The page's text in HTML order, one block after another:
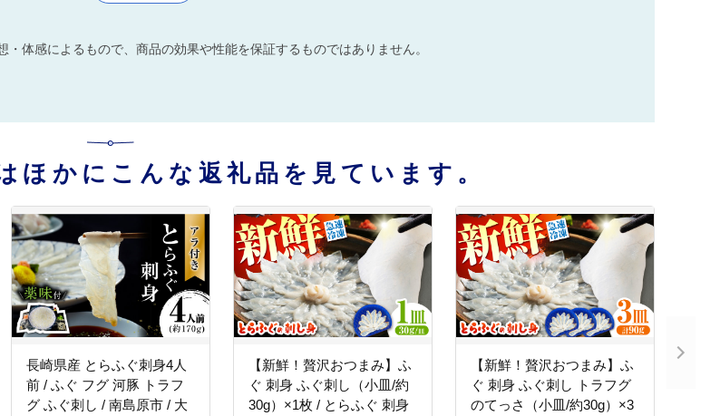
体感によるもので、商品の効果や性能を保証するものではありません。
ほかにこんな返礼品を見ています。
長崎県産 とらふぐ刺身4人
前 / ふぐ フグ 河豚 トラフ
グ ふぐ刺し / 南島原市 / 大
【新鮮！贅沢おつまみ】ふ
ぐ 刺身 ふぐ刺し（小皿/約
30g）×1枚 / とらふぐ 刺身
【新鮮！贅沢おつまみ】ふ
ぐ 刺身 ふぐ刺し トラフグ
のてっさ（小皿/約30g）×3